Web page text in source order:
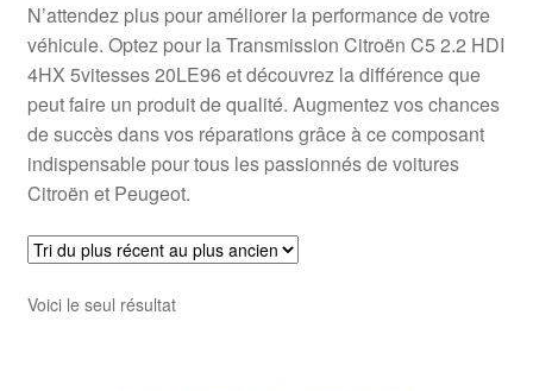
N’attendez plus pour améliorer la performance de votre
véhicule. Optez pour la Transmission Citroën C5 2.2 HDI
4HX 5vitesses 20LE96 et découvrez la différence que
peut faire un produit de qualité. Augmentez vos chances
de succès dans vos réparations grâce à ce composant
indispensable pour tous les passionnés de voitures
Citroën et Peugeot.
Voici le seul résultat